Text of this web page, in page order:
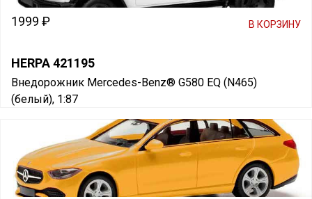
HERPA 421195
Внедорожник Mercedes-Benz® G580 EQ (N465)
(белый), 1:87
1999 ₽ В КОРЗИНУ